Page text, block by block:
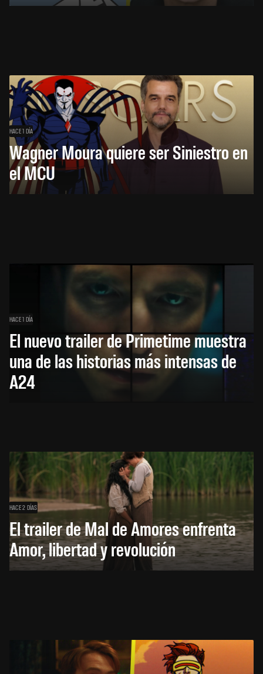
HACE 1 DÍA
Wagner Moura quiere ser Siniestro en
el MCU
HACE 1 DÍA
El nuevo trailer de Primetime muestra
una de las historias más intensas de
A24
HACE 2 DÍAS
El trailer de Mal de Amores enfrenta
Amor, libertad y revolución